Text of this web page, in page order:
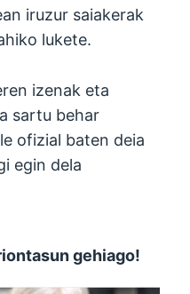
iruzur saiakerak
lukete.
izenak eta
sartu behar
ofizial baten deia
egin dela
gehiago!